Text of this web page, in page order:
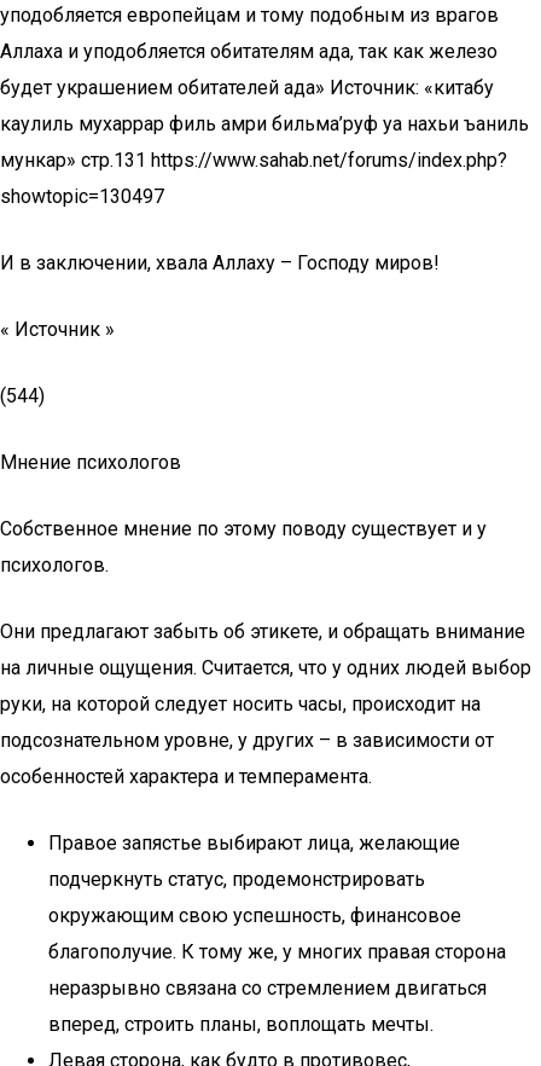
уподобляется европейцам и тому подобным из врагов
Аллаха и уподобляется обитателям ада, так как железо
будет украшением обитателей ада» Источник: «китабу
каулиль мухаррар филь амри бильма’руф уа нахьи ъаниль
мункар» стр.131 https://www.sahab.net/forums/index.php?
showtopic=130497
И в заключении, хвала Аллаху – Господу миров!
« Источник »
(544)
Мнение психологов
Собственное мнение по этому поводу существует и у
психологов.
Они предлагают забыть об этикете, и обращать внимание
на личные ощущения. Считается, что у одних людей выбор
руки, на которой следует носить часы, происходит на
подсознательном уровне, у других – в зависимости от
особенностей характера и темперамента.
Правое запястье выбирают лица, желающие
подчеркнуть статус, продемонстрировать
окружающим свою успешность, финансовое
благополучие. К тому же, у многих правая сторона
неразрывно связана со стремлением двигаться
вперед, строить планы, воплощать мечты.
Левая сторона, как будто в противовес,